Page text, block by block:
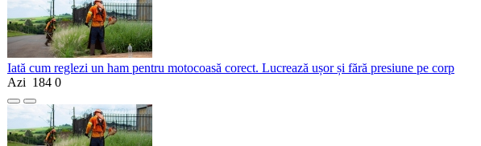
Iată cum reglezi un ham pentru motocoasă corect. Lucrează ușor și fără presiune pe corp
Azi 184 0